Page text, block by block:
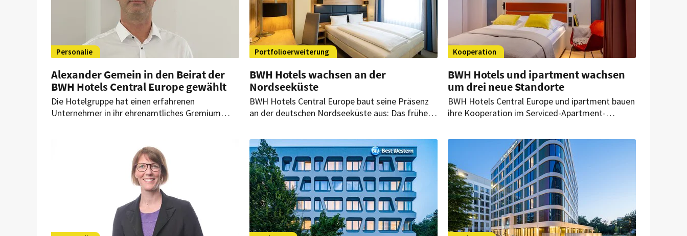
Personalie
Alexander Gemein in den Beirat der
BWH Hotels Central Europe gewählt
Die Hotelgruppe hat einen erfahrenen
Unternehmer in ihr ehrenamtliches Gremium
Portfolioerweiterung
BWH Hotels wachsen an der
Nordseeküste
BWH Hotels Central Europe baut seine Präsenz
an der deutschen Nordseeküste aus: Das frühere
modernisiert und soll künftig als Wilhelmshaven
Ahoi – Sure Hotel Collection by Best Western
geführt werden.
Kooperation
BWH Hotels und ipartment wachsen
um drei neue Standorte
BWH Hotels Central Europe und ipartment bauen
ihre Kooperation im Serviced-Apartment-
neue Standorte unter dem Subbrand @Home by
Best Western hinzu.